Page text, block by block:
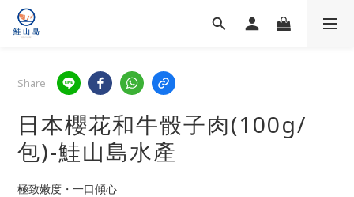
Share
日本櫻花和牛骰子肉(100g/
包)-鮭山島水產
極致嫩度・一口傾心